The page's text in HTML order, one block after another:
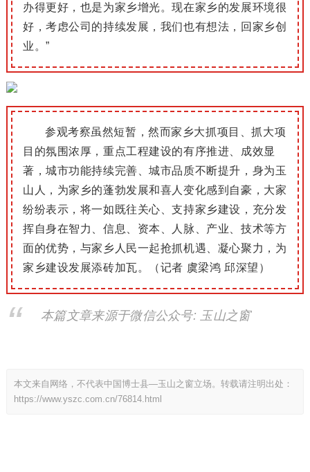
办得更好，也是为家乡增光。现在家乡的发展环境很
好，考虑公司的持续发展，我们也有想法，回家乡创
业。”
参观考察虽然短暂 ，然而家乡大抓项目、抓大项
目的氛围浓厚，重点工程建设的有序推进、成效显
著，城市功能持续完善、城市品质不断提升 ， 身为玉
山 人， 为家乡的蓬勃发展和喜人变化感到自豪，大家
纷纷表示，将一如既往关心、支持家乡建设， 充分发
挥自身在智力、信息、资本、人脉、产业、技术等方
面的优势，与家乡人民一起抢抓机遇、凝心聚力，为
家乡建设发展添砖加瓦。
（记者 虞梁鸿 邱深望）
本篇文章来源于微信公众号: 玉山之窗
本文来自网络，不代表中国博士县—玉山之窗立场。转载请注明出处：
https://www.yszc.com.cn/76814.html